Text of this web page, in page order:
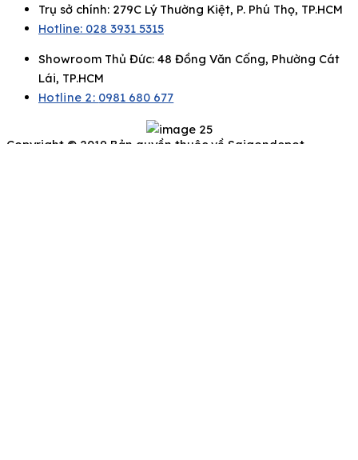
Trụ sở chính: 279C Lý Thường Kiệt, P. Phú Thọ, TP.HCM
Hotline: 028 3931 5315
Showroom Thủ Đức: 48 Đồng Văn Cống, Phường Cát
Lái, TP.HCM
Hotline 2: 0981 680 677
Copyright © 2019 Bản quyền thuộc về Saigondepot